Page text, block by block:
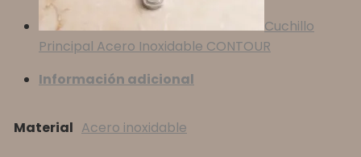
Cuchillo
Principal Acero Inoxidable CONTOUR
Información adicional
Material Acero inoxidable